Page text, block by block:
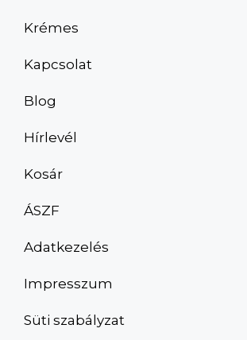
Krémes
Kapcsolat
Blog
Hírlevél
Kosár
ÁSZF
Adatkezelés
Impresszum
Süti szabályzat